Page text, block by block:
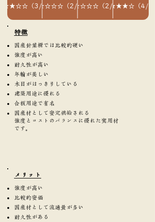
（3/5）
★★☆☆☆（2/5）★★☆☆☆（2/5）★★★★☆（4/5
​特徴
国産針葉樹では比較的硬い
強度が高い
耐久性が高い
年輪が美しい
木目がはっきりしている
建築用途に優れる
合板用途で有名
国産材として安定供給される
強度とコストのバランスに優れた実用材
です。
​メリット
強度が高い
比較的安価
国産材として流通量が多い
耐久性がある